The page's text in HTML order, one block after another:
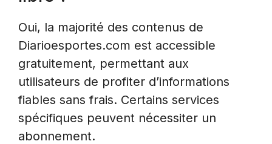
Oui, la majorité des contenus de
Diarioesportes.com est accessible
gratuitement, permettant aux
utilisateurs de profiter d’informations
fiables sans frais. Certains services
spécifiques peuvent nécessiter un
abonnement.